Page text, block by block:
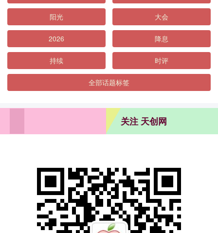
阳光 大会
2026 降息
持续 时评
全部话题标签
关注 天创网